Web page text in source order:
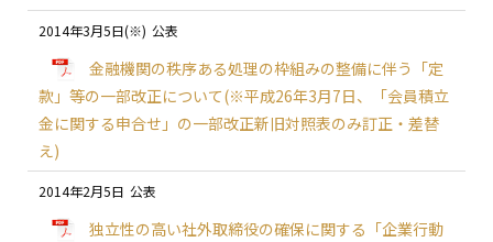
2014年3月5日(※)
金融機関の秩序ある処理の枠組みの整備に伴う「定
款」等の一部改正について(※平成26年3月7日、「会員積立
金に関する申合せ」の一部改正新旧対照表のみ訂正・差替
え)
2014年2月5日
独立性の高い社外取締役の確保に関する「企業行動